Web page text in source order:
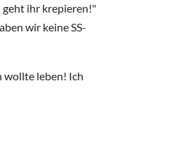
geht ihr krepieren!"
wir keine SS-
wollte leben! Ich